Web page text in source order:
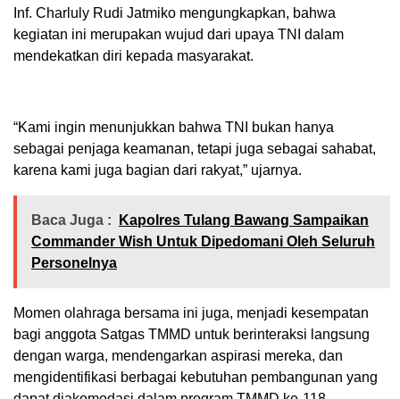
Inf. Charluly Rudi Jatmiko mengungkapkan, bahwa
kegiatan ini merupakan wujud dari upaya TNI dalam
mendekatkan diri kepada masyarakat.
“Kami ingin menunjukkan bahwa TNI bukan hanya
sebagai penjaga keamanan, tetapi juga sebagai sahabat,
karena kami juga bagian dari rakyat,” ujarnya.
Baca Juga :
Kapolres Tulang Bawang Sampaikan
Commander Wish Untuk Dipedomani Oleh Seluruh
Personelnya
Momen olahraga bersama ini juga, menjadi kesempatan
bagi anggota Satgas TMMD untuk berinteraksi langsung
dengan warga, mendengarkan aspirasi mereka, dan
mengidentifikasi berbagai kebutuhan pembangunan yang